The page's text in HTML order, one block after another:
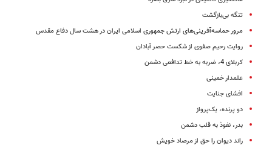
تنگه بی‌بازگشت
مرور حماسه‌آفرینی‌های ارتش جمهوری اسلامی ایران در هشت سال دفاع مقدس
روایت رحیم صفوی از شکست حصر آبادان
کربلای 4، ضربه به خط تدافعی دشمن
علمدار خمینی
افشای جنایت
دو پرنده، یک‌پرواز
بدر، نفوذ به قلب دشمن
راند دیوان را حق از مرصاد خویش